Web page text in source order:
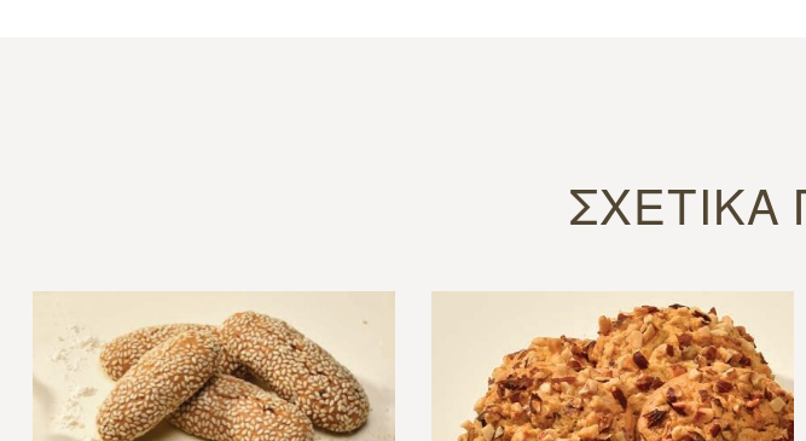
ΣΧΕΤΙΚΆ